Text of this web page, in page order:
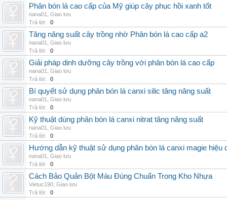
Phân bón lá cao cấp của Mỹ giúp cây phục hồi xanh tốt
nana01
Giao lưu
Trả lời:
0
Tăng năng suất cây trồng nhờ Phân bón lá cao cấp a2
nana01
Giao lưu
Trả lời:
0
Giải pháp dinh dưỡng cây trồng với phân bón lá cao cấp
nana01
Giao lưu
Trả lời:
0
Bí quyết sử dụng phân bón lá canxi silic tăng năng suất
nana01
Giao lưu
Trả lời:
0
Kỹ thuật dùng phân bón lá canxi nitrat tăng năng suất
nana01
Giao lưu
Trả lời:
0
Hướng dẫn kỹ thuật sử dụng phân bón lá canxi magie hiệu
nana01
Giao lưu
Trả lời:
0
Cách Bảo Quản Bột Màu Đúng Chuẩn Trong Kho Nhựa
Vietuc190 Giao lưu
Trả lời:
0